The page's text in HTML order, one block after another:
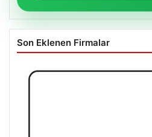
Son Eklenen Firmalar